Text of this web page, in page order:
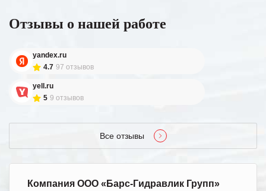
Отзывы о нашей работе
yandex.ru
4.7 97 отзывов
yell.ru
5 9 отзывов
Все отзывы
Компания ООО «Барс-Гидравлик Групп»